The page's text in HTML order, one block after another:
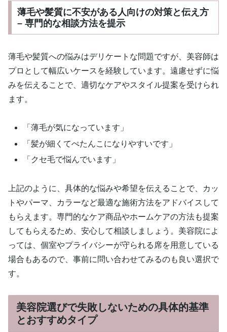
薄毛や髪質に不安がある人向けの対策と伝え方
– 専門的な相談方法を提示
薄毛や髪質への悩みはデリケートな問題ですが、美容師は
プロとして幅広いケースを経験しています。遠慮せずに悩
みを伝えることで、適切なケアやスタイル提案を受けられ
ます。
「薄毛が気になっています」
「髪が細くてぺたんこになりやすいです」
「クセ毛で悩んでいます」
上記のように、具体的な悩みや希望を伝えることで、カッ
トやパーマ、カラーなど最適な施術方法をアドバイスして
もらえます。専門的なケア商品やホームケアの方法も提案
してもらえるため、安心して相談しましょう。美容院によ
っては、個室やプライバシーが守られる席を用意している
場合もあるので、事前に問い合わせてみるのも良い選択で
す。
美容院選びで失敗しないための具体的基準
とおすすめタイプ